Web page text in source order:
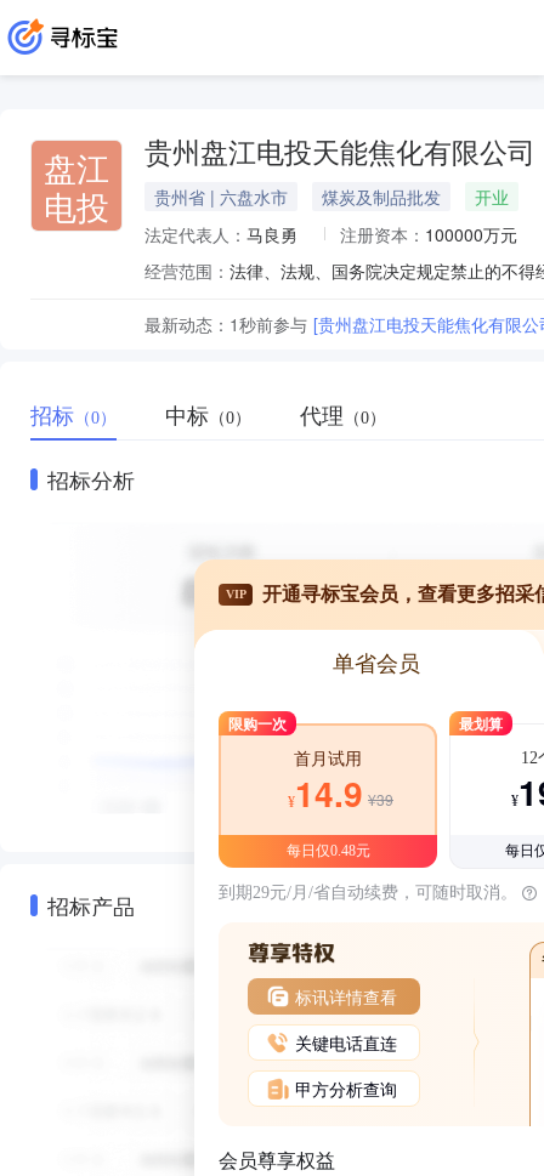
盘江
电投
贵州盘江电投天能焦化有限公司
贵州省 | 六盘水市 煤炭及制品批发
开业
法定代表人： 马良勇 注册资本： 100000万元
经营范围：
最新动态： 1秒前参与 [贵州盘江电投天能焦化有限
招标 （0） 中标 （0） 代理 （0）
招标分析
招标产品
VIP 开通寻标宝会员，查看更多招采
单省会员
限购一次
首月试用
¥14.9 ¥39
每日仅0.48元
最划算
12
¥
每日
到期29元/月/省自动续费，可随时取消。
标讯详情查看
关键电话直连
甲方分析查询
会员尊享权益